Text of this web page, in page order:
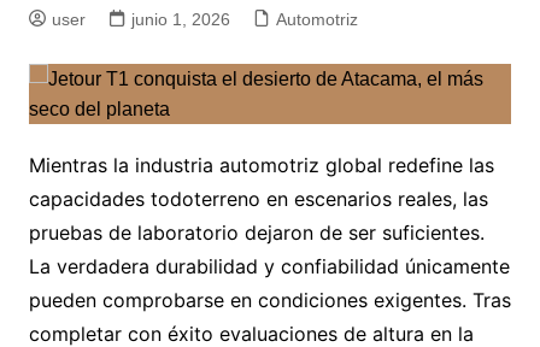
user junio 1, 2026 Automotriz
Mientras la industria automotriz global redefine las
capacidades todoterreno en escenarios reales, las
pruebas de laboratorio dejaron de ser suficientes.
La verdadera durabilidad y confiabilidad únicamente
pueden comprobarse en condiciones exigentes. Tras
completar con éxito evaluaciones de altura en la